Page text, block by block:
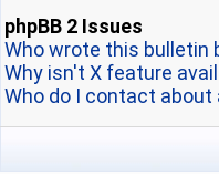
phpBB 2 Issues
Who wrote this bulletin
Why isn't X feature
Who do I contact